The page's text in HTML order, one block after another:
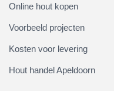
Online hout kopen
Voorbeeld projecten
Kosten voor levering
Hout handel Apeldoorn